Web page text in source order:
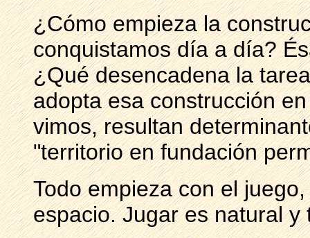
¿Cómo empieza la
conquistamos día a día?
¿Qué desencadena la
adopta esa construcción
vimos, resultan
"territorio en fundación
Todo empieza con el
espacio. Jugar es natural